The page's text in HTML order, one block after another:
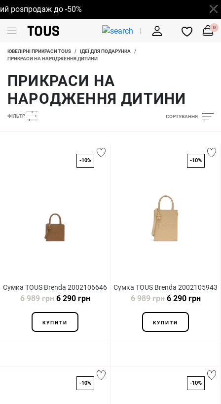
до -50%
0
ЮВЕЛІРНІ ПРИКРАСИ TOUS / ІДЕЇ ДЛЯ ПОДАРУНКА
/
ПРИКРАСИ НА НАРОДЖЕННЯ ДИТИНИ
ПРИКРАСИ НА
НАРОДЖЕННЯ ДИТИНИ
СОРТУВАННЯ
ФІЛЬТР
-10%
Сумка TOUS Brenda 2002106646
6 989 грн6 290 грн
КУПИТИ
-10%
Сумка TOUS Brenda 2002105943
6 989 грн6 290 грн
КУПИТИ
-10% -10%